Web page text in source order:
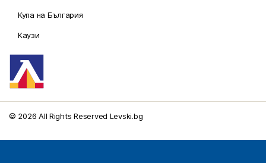
Купа на България
Каузи
© 2026 All Rights Reserved Levski.bg